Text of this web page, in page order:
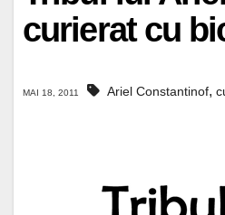
curierat cu
MAI 18, 2011 Ariel Constantinof,